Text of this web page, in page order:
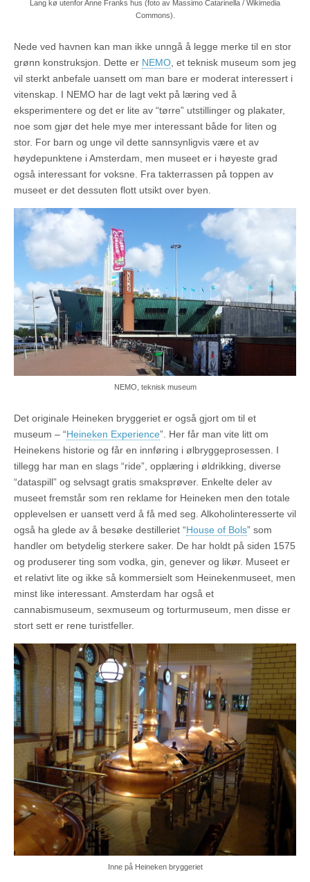
Lang kø utenfor Anne Franks hus (foto av Massimo Catarinella / Wikimedia
Commons).
Nede ved havnen kan man ikke unngå å legge merke til en stor
grønn konstruksjon. Dette er NEMO , et teknisk museum som jeg
vil sterkt anbefale uansett om man bare er moderat interessert i
vitenskap. I NEMO har de lagt vekt på læring ved å
eksperimentere og det er lite av “tørre” utstillinger og plakater,
noe som gjør det hele mye mer interessant både for liten og
stor. For barn og unge vil dette sannsynligvis være et av
høydepunktene i Amsterdam, men museet er i høyeste grad
også interessant for voksne. Fra takterrassen på toppen av
museet er det dessuten flott utsikt over byen.
NEMO, teknisk museum
Det originale Heineken bryggeriet er også gjort om til et
museum – “Heineken Experience”. Her får man vite litt om
Heinekens historie og får en innføring i ølbryggeprosessen. I
tillegg har man en slags “ride”, opplæring i øldrikking, diverse
“dataspill” og selvsagt gratis smaksprøver. Enkelte deler av
museet fremstår som ren reklame for Heineken men den totale
opplevelsen er uansett verd å få med seg. Alkoholinteresserte vil
også ha glede av å besøke destilleriet “House of Bols” som
handler om betydelig sterkere saker. De har holdt på siden 1575
og produserer ting som vodka, gin, genever og likør. Museet er
et relativt lite og ikke så kommersielt som Heinekenmuseet, men
minst like interessant. Amsterdam har også et
cannabismuseum, sexmuseum og torturmuseum, men disse er
stort sett er rene turistfeller.
Inne på Heineken bryggeriet